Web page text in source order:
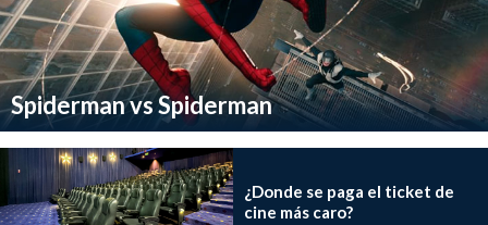
Spiderman vs Spiderman
¿Donde se paga el ticket de
cine más caro?